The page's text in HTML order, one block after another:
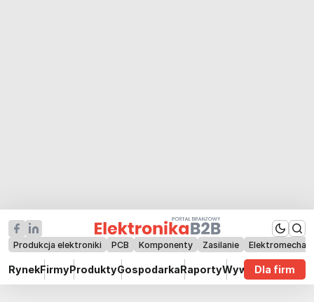
Produkcja elektroniki PCB Komponenty Zasilanie
RynekFirmyProduktyGospodarkaRaportyWywiadyDla firm